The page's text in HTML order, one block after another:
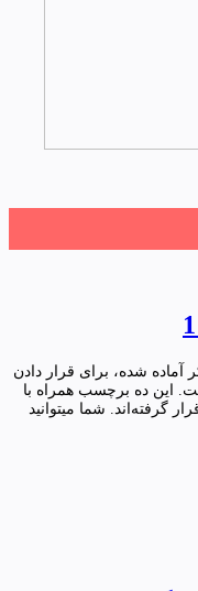
استوری سری 1 شامل: 10 استیکر آماده شده، برای قرار دادن
این ده برچسب همراه با
گرفته‌اند. شما میتوانید